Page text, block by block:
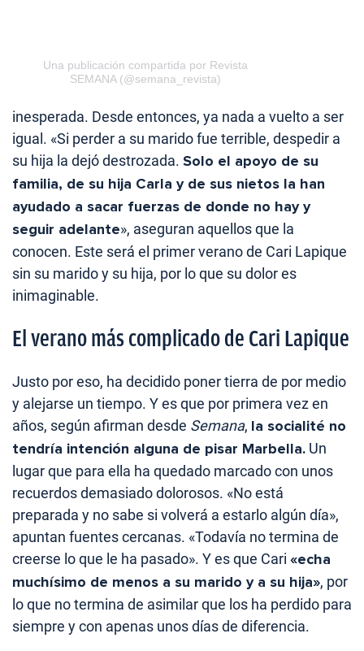
Una publicación compartida por Revista
SEMANA (@semana_revista)
inesperada. Desde entonces, ya nada a vuelto a ser
igual. «Si perder a su marido fue terrible, despedir a
su hija la dejó destrozada. Solo el apoyo de su
familia, de su hija Carla y de sus nietos la han
ayudado a sacar fuerzas de donde no hay y
seguir adelante», aseguran aquellos que la
conocen. Este será el primer verano de Cari Lapique
sin su marido y su hija, por lo que su dolor es
inimaginable.
El verano más complicado de Cari Lapique
Justo por eso, ha decidido poner tierra de por medio
y alejarse un tiempo. Y es que por primera vez en
años, según afirman desde Semana, la socialité no
tendría intención alguna de pisar Marbella. Un
lugar que para ella ha quedado marcado con unos
recuerdos demasiado dolorosos. «No está
preparada y no sabe si volverá a estarlo algún día»,
apuntan fuentes cercanas. «Todavía no termina de
creerse lo que le ha pasado». Y es que Cari «echa
muchísimo de menos a su marido y a su hija», por
lo que no termina de asimilar que los ha perdido para
siempre y con apenas unos días de diferencia.